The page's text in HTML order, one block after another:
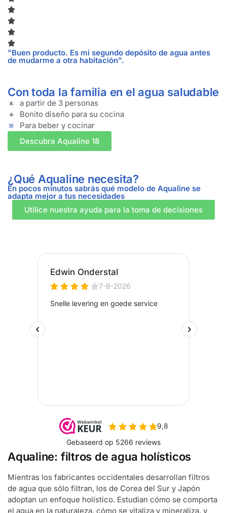
"Buen producto. Es mi segundo depósito de agua antes
de mudarme a otra habitación".
Con toda la familia en el agua saludable
a partir de 3 personas
Bonito diseño para su cocina
Para beber y cocinar
Descubra Aqualine 18
¿Qué Aqualine necesita?
En pocos minutos sabrás qué modelo de Aqualine se
adapta mejor a tus necesidades
Utilice nuestra ayuda para la toma de decisiones
Aqualine: filtros de agua holísticos
Mientras los fabricantes occidentales desarrollan filtros
de agua que sólo filtran, los de Corea del Sur y Japón
adoptan un enfoque holístico. Estudian cómo se comporta
el agua en la naturaleza, cómo se vitaliza y mineraliza, y